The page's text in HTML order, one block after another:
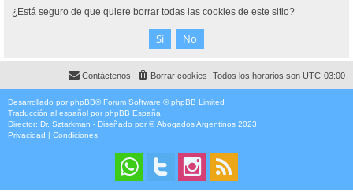
¿Está seguro de que quiere borrar todas las cookies de este sitio?
Todos los horarios son UTC-03:00
Borrar cookies
Contáctenos
Desarrollado por phpBB® Forum Software © phpBB Limited
Traducción al español por phpBB España
Director: Dr. Sztarkman - Diseñado por ©Abogados Argentinos 2023
Privacidad | Condiciones